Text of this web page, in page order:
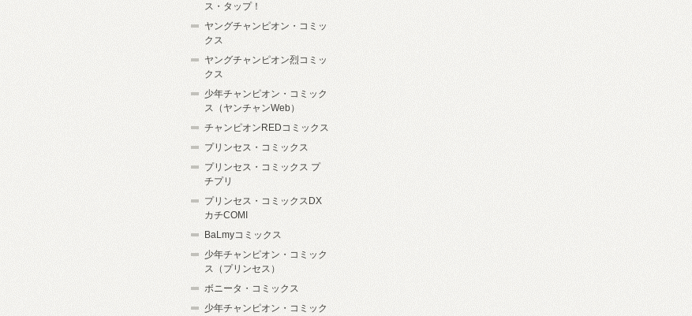
ス・タップ！
ヤングチャンピオン・コミッ
クス
ヤングチャンピオン烈コミッ
クス
少年チャンピオン・コミック
ス（ヤンチャンWeb）
チャンピオンREDコミックス
プリンセス・コミックス
プリンセス・コミックス プ
チプリ
プリンセス・コミックスDX
カチCOMI
BaLmyコミックス
少年チャンピオン・コミック
ス（プリンセス）
ボニータ・コミックス
少年チャンピオン・コミック